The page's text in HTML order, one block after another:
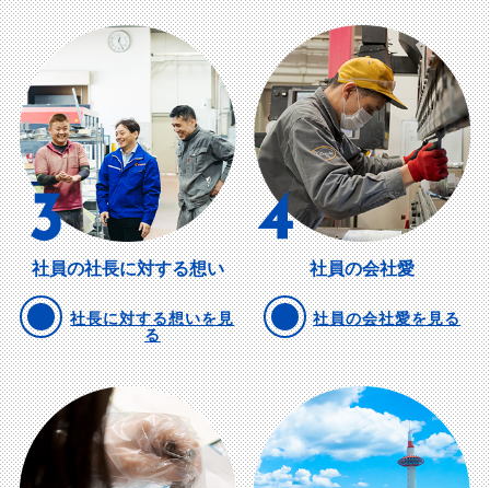
社員の社長に対する想い
社長に対する想いを見
る
社員の会社愛
社員の会社愛を見る